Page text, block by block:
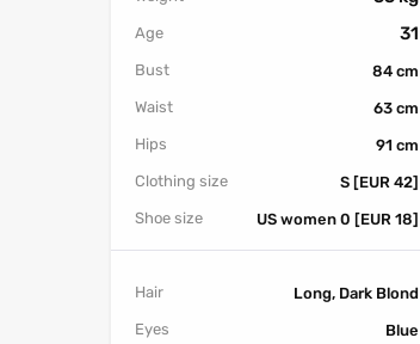
Age 31
Bust
84 cm
Waist
63 cm
Hips
91 cm
Clothing size
S [EUR 42]
Shoe size
US women 0 [EUR 18]
Hair
Long, Dark Blond
Eyes
Blue